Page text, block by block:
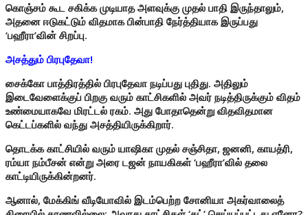
கொஞ்சம் கூட சகிக்க முடியாத அளவுக்கு முதல் பாதி இருந்தாலும்,
அதனை ஈடுகட்டும் விதமாக பின்பாதி நேர்த்தியாக இருப்பது
‘பஹீரா’வின் சிறப்பு.
அசத்தும் பிரபுதேவா!
சைக்கோ பாத்திரத்தில் பிரபுதேவா நடிப்பது புதிது. அதிலும்
இடைவேளைக்குப் பிறகு வரும் காட்சிகளில் அவர் நடித்திருக்கும் விதம்
உண்மையாகவே மிரட்டல் ரகம். அது போதாதென்று விதவிதமான
கெட்டப்களில் வந்து அசத்தியிருக்கிறார்.
தொடக்க காட்சியில் வரும் யாஷிகா முதல் சஞ்சிதா, ஜனனி, காயத்ரி,
ரம்யா நம்பீசன் என்று அரை டஜன் நாயகிகள் ‘பஹீரா’வில் தலை
காட்டியிருக்கின்றனர்.
ஆனால், மேக்கிங் வீடியோவில் இடம்பெற்ற சோனியா அகர்வாலைத்